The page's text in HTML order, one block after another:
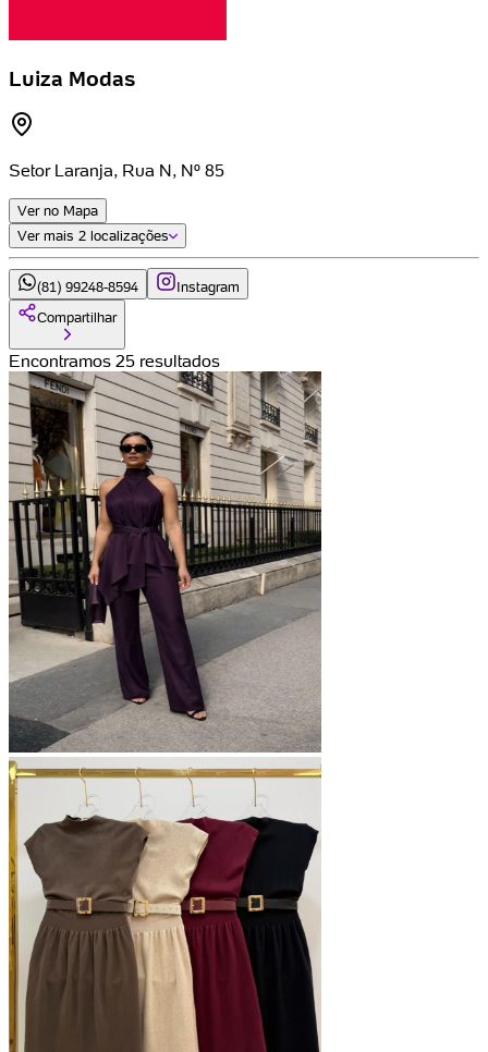
Luiza Modas
Setor Laranja, Rua N, Nº 85
Ver no Mapa
Ver mais 2 localizações
(81) 99248-8594
Instagram
Compartilhar
Encontramos 25 resultados